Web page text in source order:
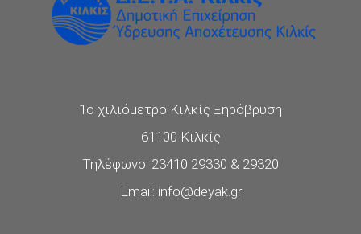
1ο χιλιόμετρο Κιλκίς Ξηρόβρυση
61100 Κιλκίς
Τηλέφωνο: 23410 29330 & 29320
Email: info@deyak.gr